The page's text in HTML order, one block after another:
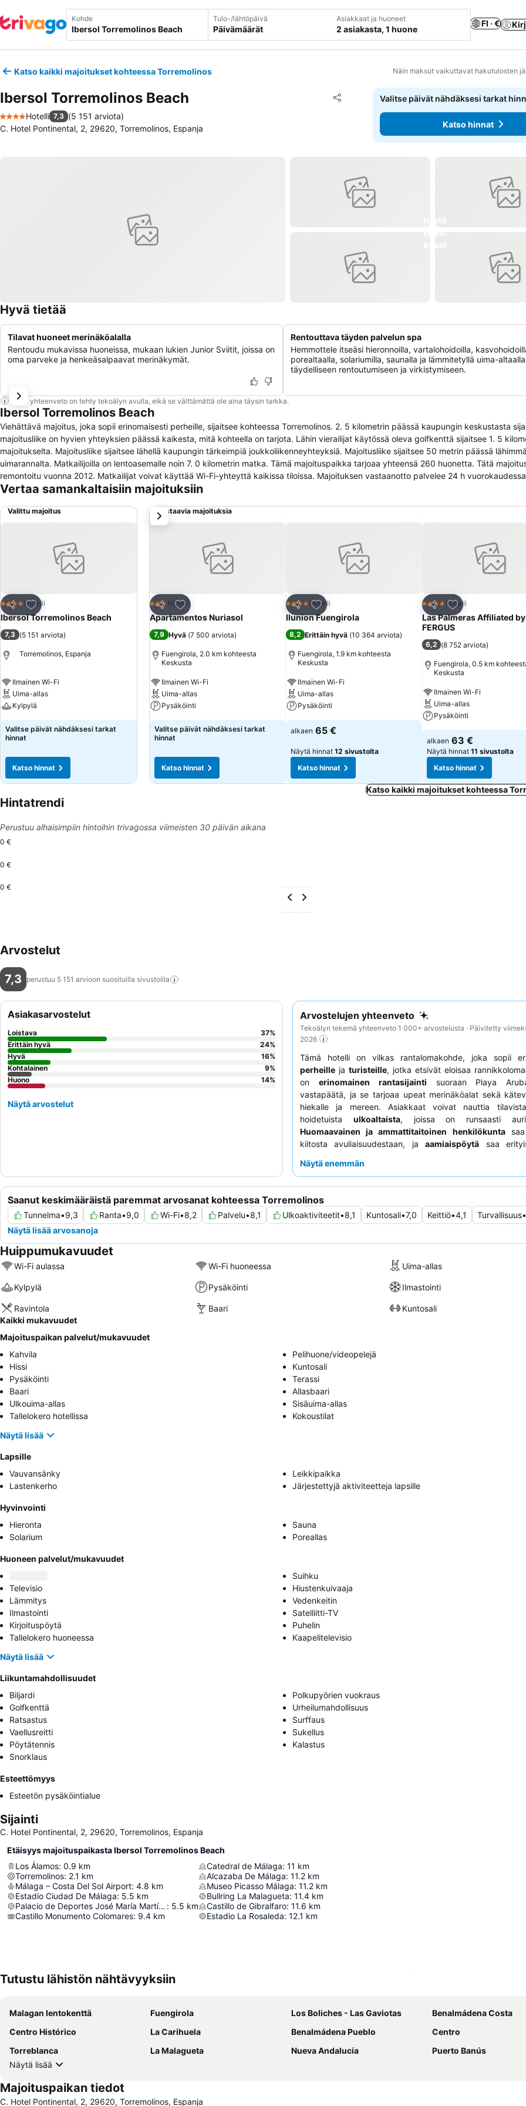
Kohde Tulo-/lähtöpäivä
Päivämäärät
Asiakkaat ja huoneet
2 asiakasta, 1 huone
FI · €
Katso kaikki majoitukset kohteessa Torremolinos Näin maksut vaikuttavat hakutulosten
Ibersol Torremolinos Beach Jaa
Lisää suosikkeihin
4 Tähtiluokitus
Hotelli 7,3 (5 151 arviota)
C. Hotel Pontinental, 2, 29620, Torremolinos, Espanja
Valitse päivät nähdäksesi tarkat
Katso hinnat
Hyvä tietää
Tilavat huoneet merinäköalalla
Rentoudu mukavissa huoneissa, mukaan lukien Junior Sviitit, joissa on
oma parveke ja henkeäsalpaavat merinäkymät.
Rentouttava täyden palvelun spa
Hemmottele itseäsi hieronnoilla, vartalohoidoilla,
porealtaalla, solariumilla, saunalla ja lämmitetyllä uima-altaalla
täydelliseen rentoutumiseen ja virkistymiseen.
Tämä yhteenveto on tehty tekoälyn avulla, eikä se välttämättä ole aina täysin tarkka.
Ibersol Torremolinos Beach
Viehättävä majoitus, joka sopii erinomaisesti perheille, sijaitsee kohteessa Torremolinos. 2. 5 kilometrin päässä kaupungin keskustasta
majoitusliike on hyvien yhteyksien päässä kaikesta, mitä kohteella on tarjota. Lähin vierailijat käytössä oleva golfkenttä sijaitsee 1. 5
majoitukselta. Majoitusliike sijaitsee lähellä kaupungin tärkeimpiä joukkoliikenneyhteyksiä. Majoitusliike sijaitsee 50 metrin päässä
uimarannalta. Matkailijoilla on lentoasemalle noin 7. 0 kilometrin matka. Tämä majoituspaikka tarjoaa yhteensä 260 huonetta. Tätä
remontoitu vuonna 2012. Matkailijat voivat käyttää Wi-Fi-yhteyttä kaikissa tiloissa. Majoituksen vastaanotto palvelee 24 h
vieraat ovat aina tervetulleita. Vauvasänkyjä saatavana lapsille pyydettäessä. Käytettävissä on 2 liikuntarajoitteisille soveltuvaa
Vieraiden käytössä on kuljetuspalvelu. Majoituspaikka on ylpeä voidessaan tarjota useita ateriointivaihtoehtoja, jotka tarjoavat herkullisia
Vierailijat voivat nauttia majoituksen viihdetarjonnan vaihtoehdoista. Tässä majoituksessa asuvat vieraat voivat käyttää tarjottuja
Vertaa samankaltaisiin majoituksiin
Valittu majoitus
Jaa
Lisää suosikkeihin
4 Tähtiluokitus
Hotelli
Ibersol Torremolinos Beach
7,3 (5 151 arviota)
Torremolinos, Espanja
Ilmainen Wi-Fi
Uima-allas
Kylpylä
Valitse päivät nähdäksesi tarkat
hinnat
Katso hinnat
Vastaavia majoituksia
Jaa
Lisää suosikkeihin
3 Tähtiluokitus
Hotelli
Apartamentos Nuriasol
7,9 Hyvä (7 500 arviota)
Fuengirola, 2.0 km kohteesta
Keskusta
Ilmainen Wi-Fi
Uima-allas
Pysäköinti
Valitse päivät nähdäksesi tarkat
hinnat
Katso hinnat
Jaa
Lisää suosikkeihin
4 Tähtiluokitus
Hotelli
Ilunion Fuengirola
8,2 Erittäin hyvä (10 364 arviota)
Fuengirola, 1.9 km kohteesta
Keskusta
Ilmainen Wi-Fi
Uima-allas
Pysäköinti
alkaen 65 €
Näytä hinnat 12 sivustolta
Katso hinnat
Jaa
Lisää suosikkeihin
4 Tähtiluokitus
Hotelli
Las Palmeras Affiliated by
FERGUS
6,2 (8 752 arviota)
Fuengirola, 0.5 km
Keskusta
Ilmainen Wi-Fi
Uima-allas
Pysäköinti
alkaen 63 €
Näytä hinnat 11 sivustolta
Katso hinnat
seuraava
Katso kaikki majoitukset kohteessa
Hintatrendi
Perustuu alhaisimpiin hintoihin trivagossa viimeisten 30 päivän aikana
0 €
0 €
0 €
Arvostelut
7,3 perustuu 5 151 arvioon suosituilla sivustoilla
Arvostelujen yhteenveto
Tekoälyn tekemä yhteenveto 1 000+ arvostelusta · Päivitetty
2026
Tämä hotelli on vilkas rantalomakohde, joka sopii
perheille ja turisteille, jotka etsivät eloisaa
on erinomainen rantasijainti suoraan Playa
vastapäätä, ja se tarjoaa upeat merinäköalat sekä
hiekalle ja mereen. Asiakkaat voivat nauttia
hoidetuista ulkoaltaista, joissa on runsaasti
Huomaavainen ja ammattitaitoinen henkilökuntasaa
kiitosta avuliaisuudestaan, jaaamiaispöytä saa
saamiseksi kannattaa harkita huoneen varaamista
Näytä enemmän
Saanut keskimääräistä paremmat arvosanat kohteessa Torremolinos
Tunnelma•9,3 Ranta•9,0 Wi-Fi•8,2 Palvelu•8,1 Ulkoaktiviteetit•8,1 Kuntosali•7,0 Keittiö•4,1 Turvallisuus•
Näytä lisää arvosanoja
Asiakasarvostelut
Loistava 37%
Erittäin hyvä
24%
Hyvä
16%
Kohtalainen
9%
Huono
14%
Näytä arvostelut
Huippumukavuudet
Wi-Fi aulassa Wi-Fi huoneessa Uima-allas
Kylpylä Pysäköinti Ilmastointi
Ravintola Baari
Kuntosali
Kaikki mukavuudet
Majoituspaikan palvelut/mukavuudet
Kahvila
Pelihuone/videopelejä
Hissi
Kuntosali
Pysäköinti
Terassi
Baari
Allasbaari
Ulkouima-allas
Sisäuima-allas
Tallelokero hotellissa
Kokoustilat
Näytä lisää
Lapsille
Vauvansänky
Leikkipaikka
Lastenkerho
Järjestettyjä aktiviteetteja lapsille
Hyvinvointi
Hieronta
Sauna
Solarium
Poreallas
Huoneen palvelut/mukavuudet
Suihku
Televisio
Hiustenkuivaaja
Lämmitys
Vedenkeitin
Ilmastointi
Satelliitti-TV
Kirjoituspöytä
Puhelin
Tallelokero huoneessa
Kaapelitelevisio
Näytä lisää
Liikuntamahdollisuudet
Biljardi
Polkupyörien vuokraus
Golfkenttä
Urheilumahdollisuus
Ratsastus
Surffaus
Vaellusreitti
Sukellus
Pöytätennis
Kalastus
Snorklaus
Esteettömyys
Esteetön pysäköintialue
Sijainti
C. Hotel Pontinental, 2, 29620, Torremolinos, Espanja
Etäisyys majoituspaikasta Ibersol Torremolinos Beach
Los Álamos: 0.9 km
Torremolinos: 2.1 km
Málaga – Costa Del Sol Airport: 4.8 km
Estadio Ciudad De Málaga: 5.5 km
Palacio de Deportes José María Martín Carpena : 5.5 km
Castillo Monumento Colomares: 9.4 km
Catedral de Málaga: 11 km
Alcazaba De Málaga: 11.2 km
Museo Picasso Málaga: 11.2 km
Bullring La Malagueta: 11.4 km
Castillo de Gibralfaro: 11.6 km
Estadio La Rosaleda: 12.1 km
Tutustu lähistön nähtävyyksiin
Malagan lentokenttä Fuengirola Los Boliches - Las Gaviotas
Benalmádena Costa
Centro Histórico
La Carihuela Benalmádena Pueblo
Centro
Torreblanca
La Malagueta Nueva Andalucía
Puerto Banús
Näytä lisää
Majoituspaikan tiedot
C. Hotel Pontinental, 2, 29620, Torremolinos, Espanja